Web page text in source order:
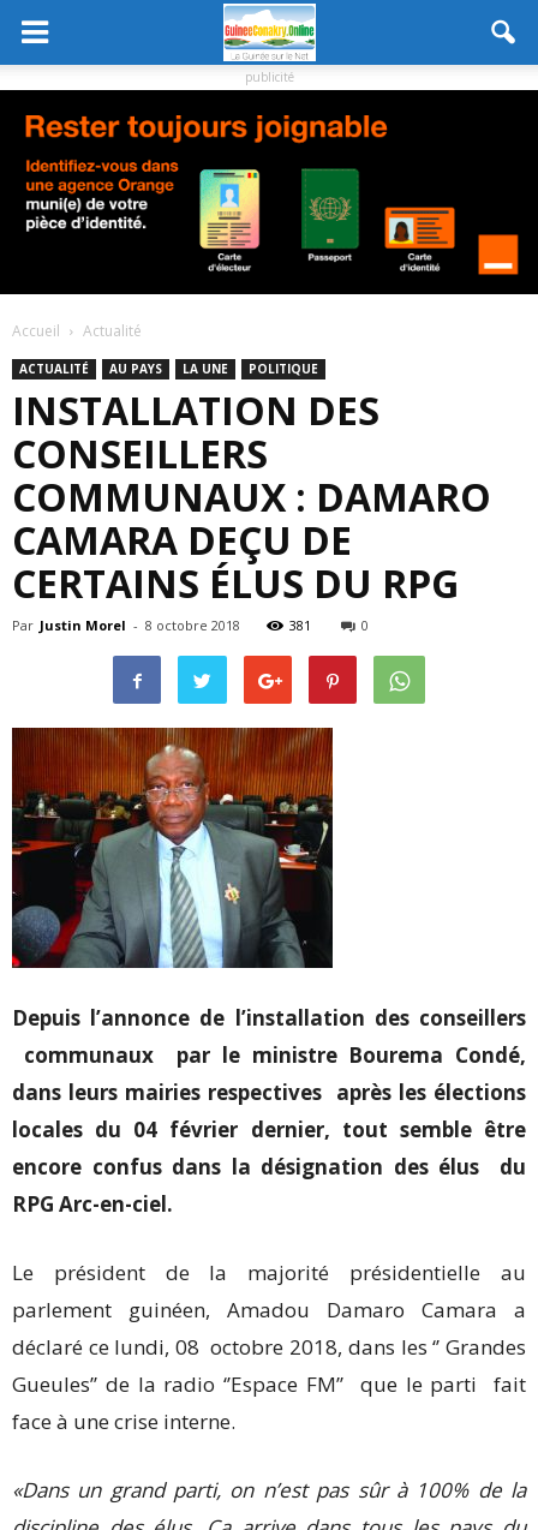
publicité
Accueil Actualité
ACTUALITÉ AU PAYS LA UNE POLITIQUE
INSTALLATION DES
CONSEILLERS
COMMUNAUX : DAMARO
CAMARA DEÇU DE
CERTAINS ÉLUS DU RPG
Par Justin Morel - 8 octobre 2018 381 0
Depuis l’annonce de l’installation des conseillers
communaux par le ministre Bourema Condé,
dans leurs mairies respectives après les élections
locales du 04 février dernier, tout semble être
encore confus dans la désignation des élus du
RPG Arc-en-ciel.
Le président de la majorité présidentielle au
parlement guinéen, Amadou Damaro Camara a
déclaré ce lundi, 08 octobre 2018, dans les ‘’ Grandes
Gueules’’ de la radio ‘’Espace FM’’ que le parti fait
face à une crise interne.
«Dans un grand parti, on n’est pas sûr à 100% de la